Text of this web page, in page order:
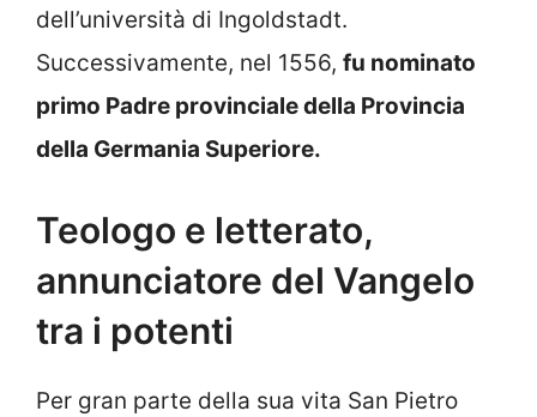
dell’università di Ingoldstadt.
Successivamente, nel 1556, fu nominato
primo Padre provinciale della Provincia
della Germania Superiore.
Teologo e letterato,
annunciatore del Vangelo
tra i potenti
Per gran parte della sua vita San Pietro